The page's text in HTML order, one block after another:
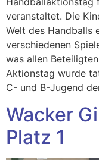
veranstaltet. Die
Welt des Handballs
verschiedenen
was allen
Aktionstag wurde
C- und B-Jugend
Wacker
Platz 1